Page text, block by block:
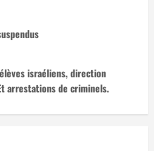
israéliens, direction
arrestations de criminels.